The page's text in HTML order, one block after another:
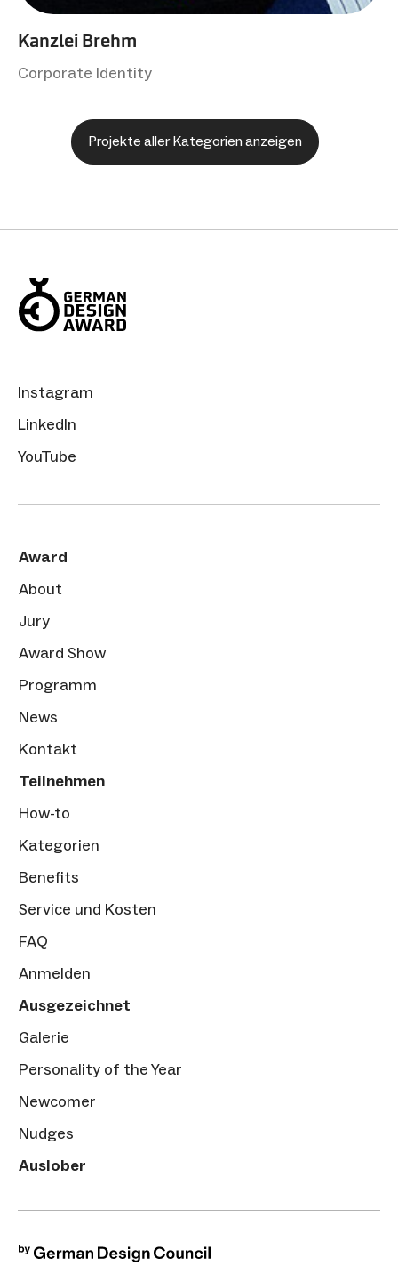
Kanzlei Brehm
Corporate Identity
Projekte aller Kategorien anzeigen
Instagram
LinkedIn
YouTube
Award
About
Jury
Award Show
Programm
News
Kontakt
Teilnehmen
How-to
Kategorien
Benefits
Service und Kosten
FAQ
Anmelden
Ausgezeichnet
Galerie
Personality of the Year
Newcomer
Nudges
Auslober